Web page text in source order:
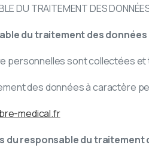
DU TRAITEMENT DES
du traitement des données
personnelles sont collectées et
des données à caractère
medical.fr
du responsable du traitement